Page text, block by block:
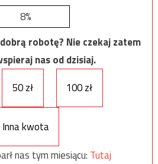
8%
robotę? Nie czekaj zatem
nas od dzisiaj.
50 zł 100 zł
Inna kwota
nas tym miesiącu: Tutaj